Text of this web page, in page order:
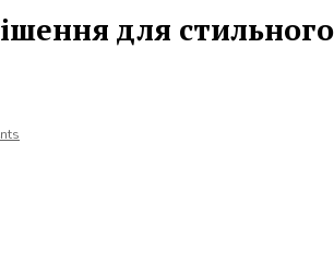
для стильного